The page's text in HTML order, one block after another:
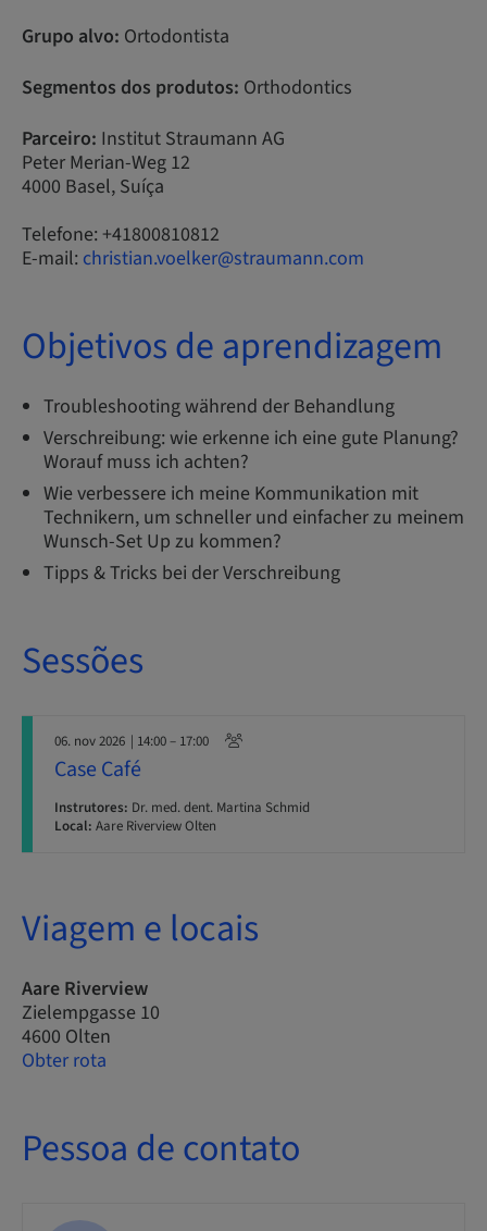
Grupo alvo: Ortodontista
Segmentos dos produtos: Orthodontics
Parceiro: Institut Straumann AG
Peter Merian-Weg 12
4000 Basel, Suíça
Telefone: +41800810812
E-mail: christian.voelker@straumann.com
Objetivos de aprendizagem
Troubleshooting während der Behandlung
Verschreibung: wie erkenne ich eine gute Planung?
Worauf muss ich achten?
Wie verbessere ich meine Kommunikation mit
Technikern, um schneller und einfacher zu meinem
Wunsch-Set Up zu kommen?
Tipps & Tricks bei der Verschreibung
Sessões
06. nov 2026 | 14:00 – 17:00
Case Café
Instrutores: Dr. med. dent. Martina Schmid
Local: Aare Riverview Olten
Viagem e locais
Aare Riverview
Zielempgasse 10
4600 Olten
Obter rota
Pessoa de contato